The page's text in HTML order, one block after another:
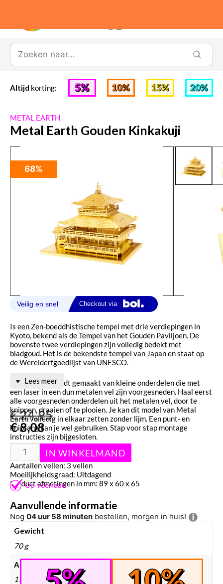
Altijd korting:
Is een Zen-boeddhistische tempel met drie verdiepingen in
Kyoto, bekend als de Tempel van het Gouden Paviljoen. De
bovenste twee verdiepingen zijn volledig bedekt met
bladgoud. Het is de bekendste tempel van Japan en staat op
de Werelderfgoedlijst van UNESCO.
Metal Earth wordt gemaakt van kleine onderdelen die met
een laser in een dun metalen vel zijn voorgesneden. Haal eerst
alle voorgesneden onderdelen uit het metalen vel, door te
knippen, draaien of te plooien. Je kan dit model van Metal
Earth volledig in elkaar zetten zonder lijm. Een punt- en
kniptang kan je wel gebruiken. Stap voor stap montage
instructies zijn bijgesloten.
Instruction PDF: MMS090G
Aantallen vellen: 3 vellen
Moeilijkheidsgraad: Uitdagend
Product afmetingen in mm: 89 x 60 x 65
Aanvullende informatie
Gewicht
70 g
Afmetingen
170 × 120 × 3 mm
Lees meer
€24,95
€8,08
Nog 04 uur 58 minuten bestellen, morgen in huis!
METAL EARTH
Metal Earth Gouden Kinkakuji
68%